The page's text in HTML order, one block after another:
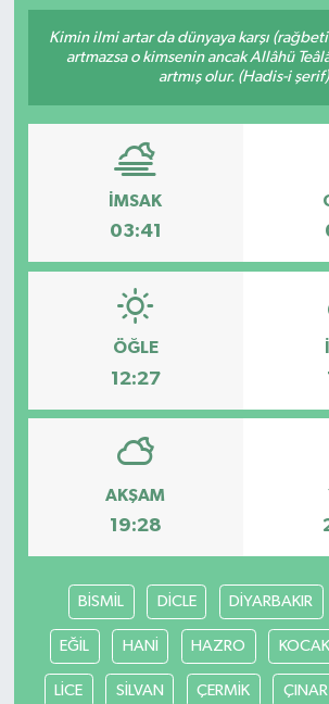
Kimin ilmi artar da dünyaya karşı
artmazsa o kimsenin ancak Allâhü
artmış olur. (Hadis-i şerif)
İMSAK
03:41
ÖĞLE
12:27
AKŞAM
19:28
BİSMİL DİCLE DİYARBAKIR
EĞİL HANİ HAZRO
LİCE SİLVAN ÇERMİK ÇINAR